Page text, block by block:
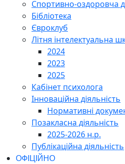
Спортивно-оздоровча
Бібліотека
Євроклуб
Літня інтелектуальна
2024
2023
2025
Кабінет психолога
Інноваційна діяльність
Нормативні
Позакласна діяльність
2025-2026 н.р.
Публікаційна діяльність
ОФІЦІЙНО